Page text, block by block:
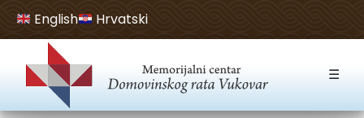
Open toolbar
English Hrvatski
☰